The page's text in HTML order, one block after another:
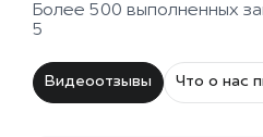
Более 500 выполненных
5
Видеоотзывы Что о нас